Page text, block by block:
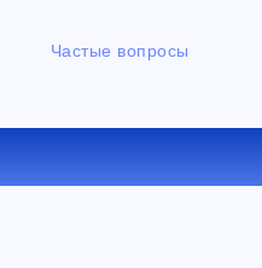
Частые вопросы
В 3GP